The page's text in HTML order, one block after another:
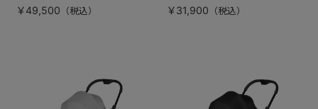
向けケージが登場！
￥49,500
￥31,900